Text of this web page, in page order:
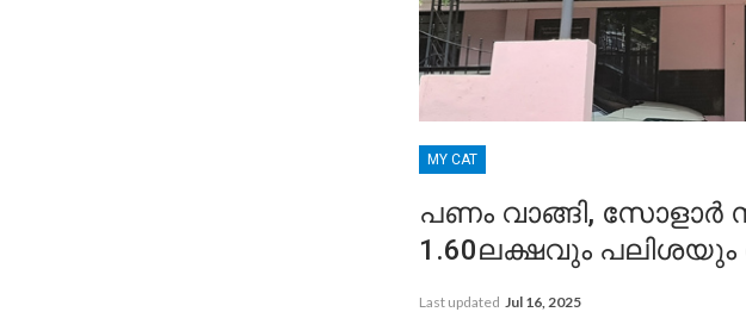
MY CAT
പണം വാങ്ങി, സോളാർ
1.60ലക്ഷവും പലിശയും
Last updated Jul 16, 2025